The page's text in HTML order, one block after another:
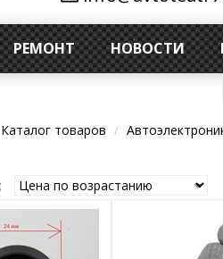
РЕМОНТ НОВОСТИ
Каталог товаров